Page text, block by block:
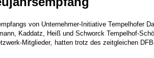
von Unternehmer-Initiative Tempelhofer
Kaddatz, Heiß und Schworck Tempelhof-
Mitglieder, hatten trotz des zeitgleichen